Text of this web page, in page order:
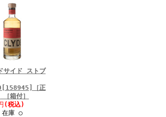
サイド ストブ
［正
箱付］
(税込)
在庫 ○